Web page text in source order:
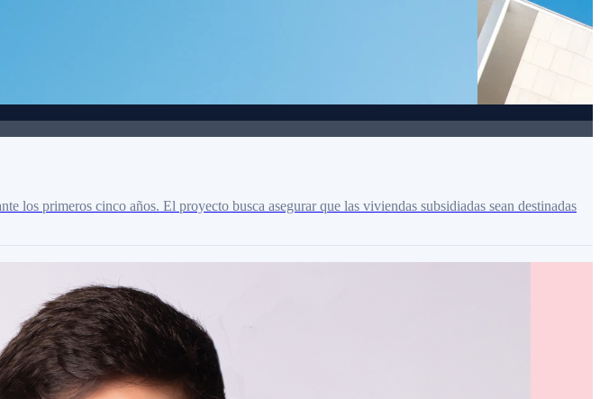
los primeros cinco años. El proyecto busca asegurar que las viviendas subsidiadas sean destinadas